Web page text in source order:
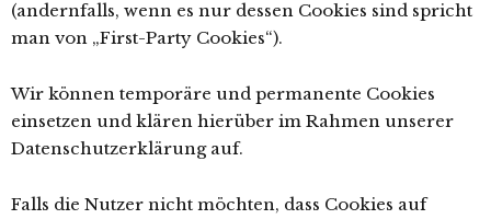
(andernfalls, wenn es nur dessen Cookies sind spricht
man von „First-Party Cookies“).
Wir können temporäre und permanente Cookies
einsetzen und klären hierüber im Rahmen unserer
Datenschutzerklärung auf.
Falls die Nutzer nicht möchten, dass Cookies auf